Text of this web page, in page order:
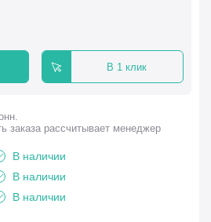
В 1 клик
заказа рассчитывает менеджер
В наличии
В наличии
В наличии